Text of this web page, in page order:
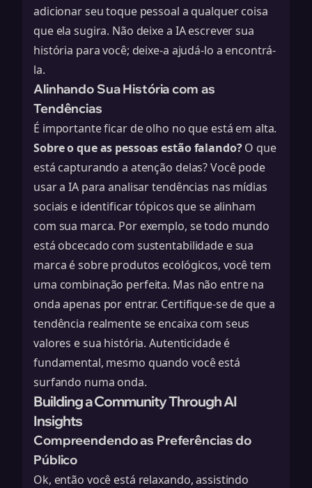
adicionar seu toque pessoal a qualquer coisa
que ela sugira. Não deixe a IA escrever sua
história para você; deixe-a ajudá-lo a encontrá-
la.
Alinhando Sua História com as
Tendências
É importante ficar de olho no que está em alta.
Sobre o que as pessoas estão falando?O que
está capturando a atenção delas? Você pode
usar a IA para analisar tendências nas mídias
sociais e identificar tópicos que se alinham
com sua marca. Por exemplo, se todo mundo
está obcecado com sustentabilidade e sua
marca é sobre produtos ecológicos, você tem
uma combinação perfeita. Mas não entre na
onda apenas por entrar. Certifique-se de que a
tendência realmente se encaixa com seus
valores e sua história. Autenticidade é
fundamental, mesmo quando você está
surfando numa onda.
Building a Community Through AI
Insights
Compreendendo as Preferências do
Público
Ok, então você está relaxando, assistindo